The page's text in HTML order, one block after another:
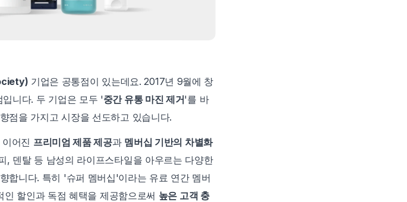
기업은 공통점이 있는데요. 2017년 9월에 창
니다. 두 기업은 모두 '중간 유통 마진 제거'를 바
점을 가지고 시장을 선도하고 있습니다.
어진 프리미엄 제품 제공과 멤버십 기반의 차별화
, 덴탈 등 남성의 라이프스타일을 아우르는 다양한
합니다. 특히 '슈퍼 멤버십'이라는 유료 연간 멤버
할인과 독점 혜택을 제공함으로써 높은 고객 충